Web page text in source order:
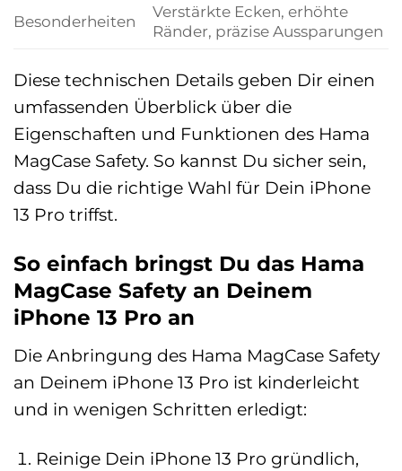
Besonderheiten
Verstärkte Ecken, erhöhte
Ränder, präzise Aussparungen
Diese technischen Details geben Dir einen
umfassenden Überblick über die
Eigenschaften und Funktionen des Hama
MagCase Safety. So kannst Du sicher sein,
dass Du die richtige Wahl für Dein iPhone
13 Pro triffst.
So einfach bringst Du das Hama
MagCase Safety an Deinem
iPhone 13 Pro an
Die Anbringung des Hama MagCase Safety
an Deinem iPhone 13 Pro ist kinderleicht
und in wenigen Schritten erledigt:
Reinige Dein iPhone 13 Pro gründlich,